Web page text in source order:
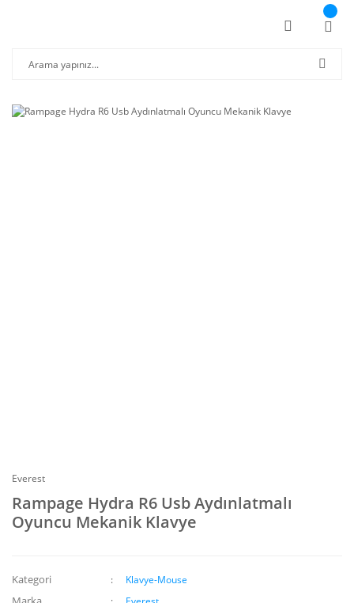
Everest
Rampage Hydra R6 Usb Aydınlatmalı
Oyuncu Mekanik Klavye
Kategori Klavye-Mouse